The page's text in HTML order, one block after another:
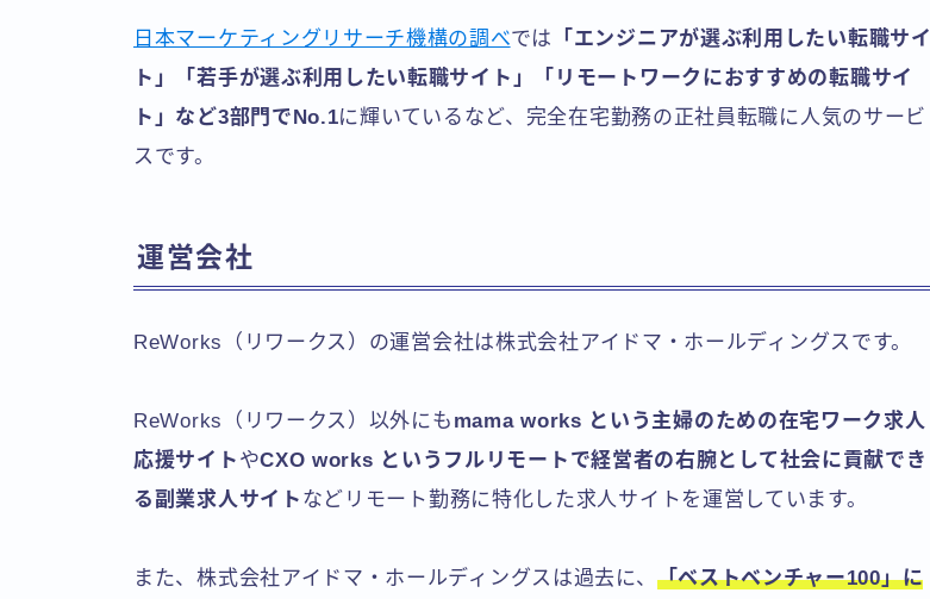
日本マーケティングリサーチ機構の調べでは
「エンジニアが選ぶ利用したい転職サイ
ト」「若手が選ぶ利用したい転職サイト」「リモートワークにおすすめの転職サイ
ト」など3部門でNo.1に輝いているなど、完全在宅勤務の正社員転職に人気のサービ
スです。
運営会社
ReWorks（リワークス）の運営会社は株式会社アイドマ・ホールディングスです。
ReWorks（リワークス）以外にも mama works という主婦のための在宅ワーク求人
応援サイト やCXO works というフルリモートで経営者の右腕として社会に貢献でき
る副業求人サイト などリモート勤務に特化した求人サイトを運営しています。
また、株式会社アイドマ・ホールディングスは過去に、 「ベストベンチャー100」に